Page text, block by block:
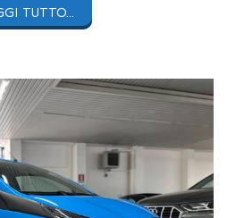
AYGO 1.0 VVT-i 72Cv x-wave
in ottime condizioni con singola
con
ultimo tagliando
e scadenza revisione
TUTTO...